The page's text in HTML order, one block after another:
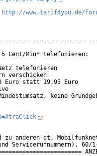
http://www.tarif4you.de/
Cent/Min* telefonieren:
telefonieren
verschicken
Euro statt 19,95 Euro
keine
anderen dt.
Servicerufnummern). 60/